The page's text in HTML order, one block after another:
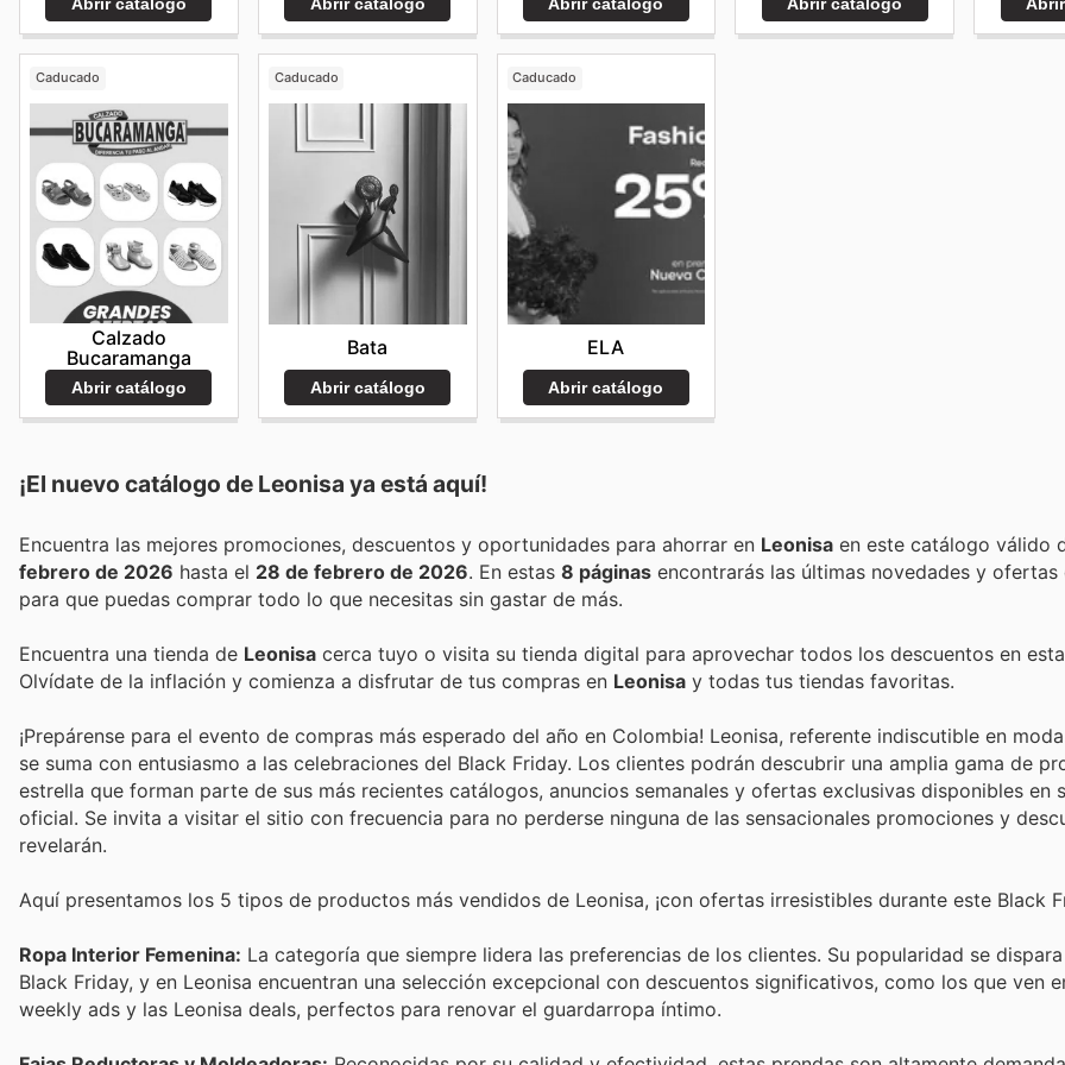
Caducado
Calzado
Bucaramanga
Abrir catálogo
Caducado
Bata
Abrir catálogo
Caducado
ELA
Abrir catálogo
¡El nuevo catálogo de Leonisa ya está aquí!
Encuentra las mejores promociones, descuentos y oportunidades para ahorrar en Leonisa en este catálogo válido
febrero de 2026 hasta el 28 de febrero de 2026 . En estas 8 páginas encontrarás las últimas novedades y ofertas
para que puedas comprar todo lo que necesitas sin gastar de más.
Encuentra una tienda de Leonisa cerca tuyo o visita su tienda digital para aprovechar todos los descuentos en
Olvídate de la inflación y comienza a disfrutar de tus compras en Leonisa y todas tus tiendas favoritas.
¡Prepárense para el evento de compras más esperado del año en Colombia! Leonisa, referente indiscutible en
se suma con entusiasmo a las celebraciones del Black Friday. Los clientes podrán descubrir una amplia gama de
estrella que forman parte de sus más recientes catálogos, anuncios semanales y ofertas exclusivas disponibles en
oficial. Se invita a visitar el sitio con frecuencia para no perderse ninguna de las sensacionales promociones y
revelarán.
Aquí presentamos los 5 tipos de productos más vendidos de Leonisa, ¡con ofertas irresistibles durante este Black
Ropa Interior Femenina: La categoría que siempre lidera las preferencias de los clientes. Su popularidad se
Black Friday, y en Leonisa encuentran una selección excepcional con descuentos significativos, como los que ven
weekly ads y las Leonisa deals, perfectos para renovar el guardarropa íntimo.